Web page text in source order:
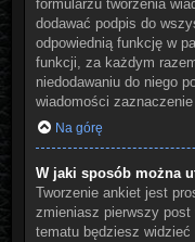
formularzu tworzenia
dodawać podpis do
odpowiednią funkcję w
funkcji, za każdym
niedodawaniu do niego
wiadomości
Na górę
W jaki sposób można
Tworzenie ankiet jest
zmieniasz pierwszy post
tematu będziesz widzieć